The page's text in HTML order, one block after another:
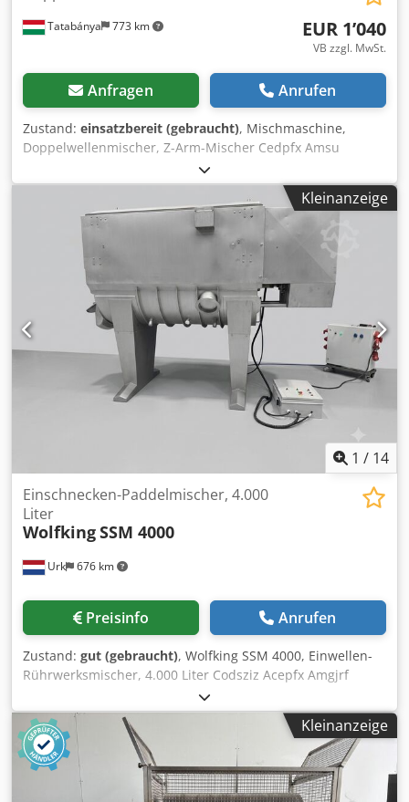
Tatabánya 773 km EUR 1’040
VB zzgl. MwSt.
Anfragen Anrufen
Zustand: einsatzbereit (gebraucht), Mischmaschine,
Doppelwellenmischer, Z-Arm-Mischer Cedpfx Amsu
Hknkjgorf Mischer Maschine, Doppelwellenmischer, Z-
Arm-Mischer, Gebrauchte Ausrüstung
Gesamtabmessungen: 1150 x 750 x 1520 mm Gewicht: 355
kg Trichtergröße: 530 x 500 x 400 mm Elektrische Daten:
Kleinanzeige
1 / 14
Urk 676 km
Einschnecken-Paddelmischer, 4.000
Liter
WolfkingSSM 4000
Preisinfo Anrufen
Zustand: gut (gebraucht), Wolfking SSM 4000, Einwellen-
Rührwerksmischer, 4.000 Liter Codsziz Acepfx Amgjrf
Hersteller: Wolfking Modell: SSM 4000 Material: Edelstahl
Fassungsvermögen: 4.000 Liter Art des Rührwerks:
Einwellen-Rührwerksmischer Maschinenabmessungen
(Länge x Breite x Höhe): 3.400 x 1.700 x 2.750 mm
Maschinengewicht: 2.700 kg.
Kleinanzeige